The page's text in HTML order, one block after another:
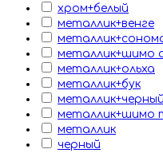
хром+белый
металлик+венге
металлик+шимо
металлик+ольха
металлик+бук
металлик+черный
металлик+шимо
металлик
черный